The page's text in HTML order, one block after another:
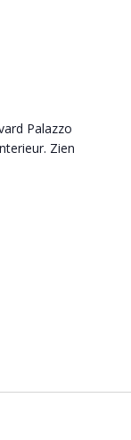
Palazzo
Zien